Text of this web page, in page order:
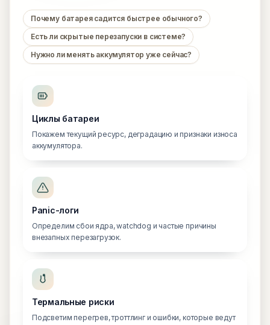
Почему батарея садится быстрее обычного?
Есть ли скрытые перезапуски в системе?
Нужно ли менять аккумулятор уже сейчас?
Циклы батареи
Покажем текущий ресурс, деградацию и признаки износа
аккумулятора.
Panic-логи
Определим сбои ядра, watchdog и частые причины
внезапных перезагрузок.
Термальные риски
Подсветим перегрев, троттлинг и ошибки, которые ведут